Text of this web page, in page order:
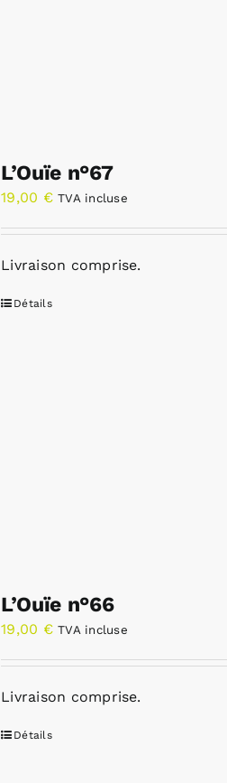
L’Ouïe n°67
19,00 € TVA incluse
Livraison comprise.
Détails
L’Ouïe n°66
19,00 € TVA incluse
Livraison comprise.
Détails